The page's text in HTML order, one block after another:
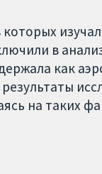
в
как
на таких